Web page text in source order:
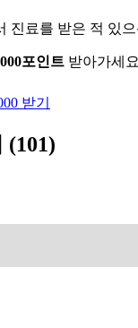
진료를 받은 적 있
포인트 받아가세
받기
(101)